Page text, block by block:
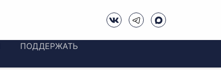
ПОДДЕРЖАТЬ